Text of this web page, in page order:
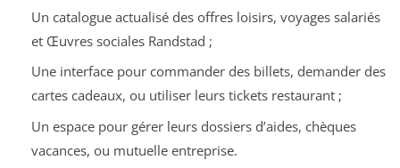
Un catalogue actualisé des offres loisirs, voyages salariés
et Œuvres sociales Randstad ;
Une interface pour commander des billets, demander des
cartes cadeaux, ou utiliser leurs tickets restaurant ;
Un espace pour gérer leurs dossiers d’aides, chèques
vacances, ou mutuelle entreprise.